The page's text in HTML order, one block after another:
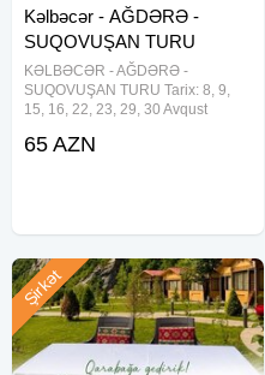
Kəlbəcər - AĞDƏRƏ -
SUQOVUŞAN TURU
KƏLBƏCƏR - AĞDƏRƏ -
SUQOVUŞAN TURU Tarix: 8, 9,
15, 16, 22, 23, 29, 30 Avqust
Standart Paket - 70 AZN Qiymətə
65 AZN
Şirkət